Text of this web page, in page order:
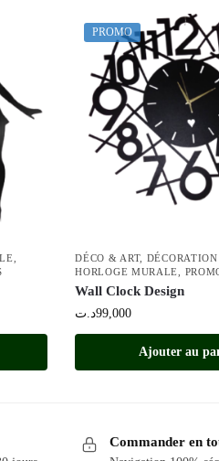
,
PROMO
DÉCO & ART,
HORLOGE MURALE,
Wall Clock Design
99,000د.ت
Ajouter au
Commander en